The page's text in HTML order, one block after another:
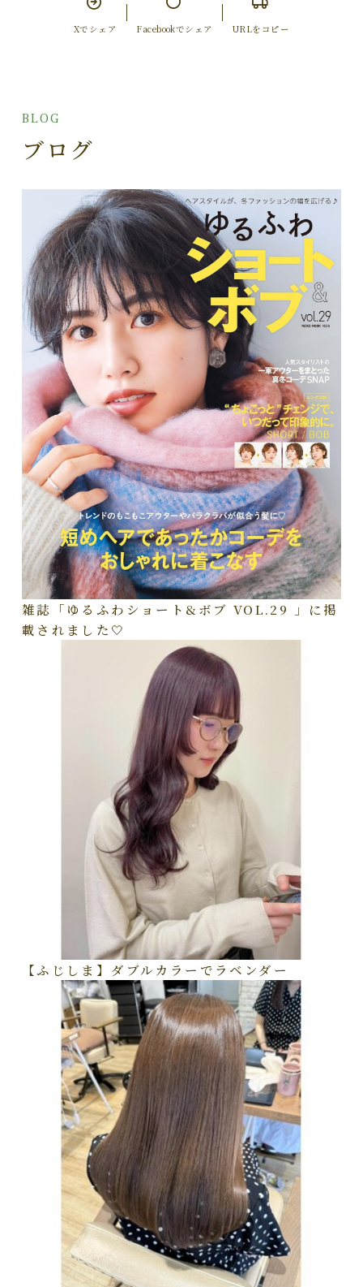
Xでシェア Facebookでシェア URLをコピー
BLOG
ブログ
雑誌「ゆるふわショート&ボブ VOL.29 」に掲
載されました🤍
【ふじしま】ダブルカラーでラベンダー